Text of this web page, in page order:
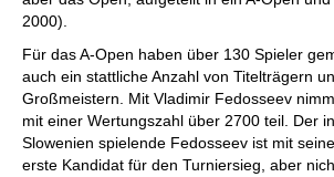
2000).
Für das A-Open haben über 130 Spieler
auch ein stattliche Anzahl von Titelträgern
Großmeistern. Mit Vladimir Fedosseev
mit einer Wertungszahl über 2700 teil. Der
Slowenien spielende Fedosseev ist mit
erste Kandidat für den Turniersieg, aber